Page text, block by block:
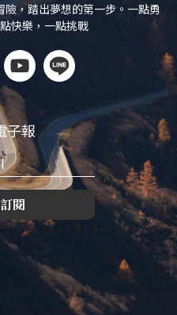
，踏出夢想的第一步。一點勇
快樂，一點挑戰
子報
閱